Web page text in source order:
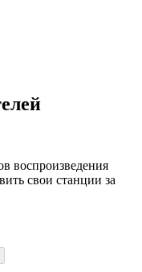
воспроизведения
свои станции за